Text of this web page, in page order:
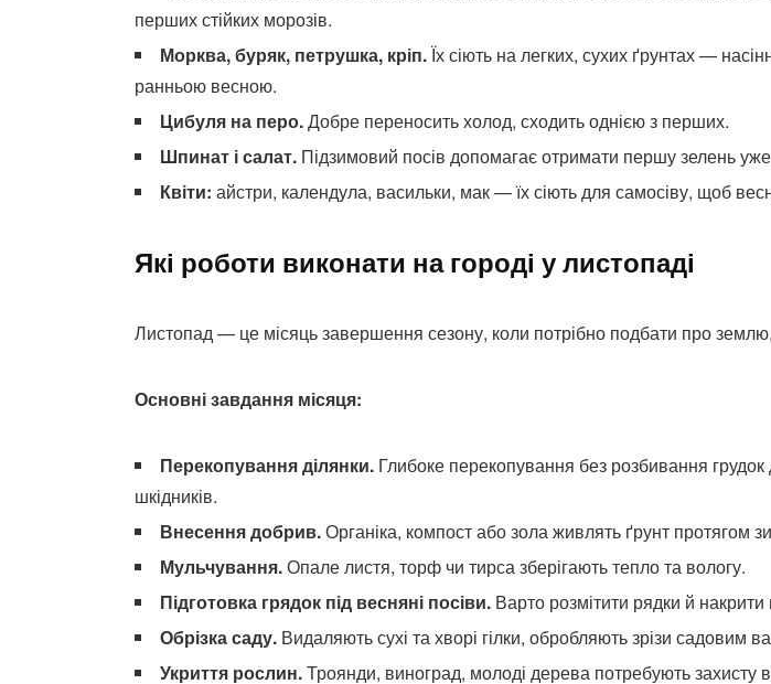
перших стійких морозів.
Морква, буряк, петрушка, кріп.Їх сіють на легких, сухих ґрунтах —
ранньою весною.
Цибуля на перо.Добре переносить холод, сходить однією з перших.
Шпинат і салат. Підзимовий посів допомагає отримати першу зелень
Квіти: айстри, календула, васильки, мак — їх сіють для самосіву, щоб
Які роботи виконати на городі у листопаді
Листопад — це місяць завершення сезону, коли потрібно подбати про
Основні завдання місяця:
Перекопування ділянки. Глибоке перекопування без розбивання
шкідників.
Внесення добрив.Органіка, компост або зола живлять ґрунт протягом
Мульчування.Опале листя, торф чи тирса зберігають тепло та вологу.
Підготовка грядок під весняні посіви. Варто розмітити рядки й накрити
Обрізка саду. Видаляють сухі та хворі гілки, обробляють зрізи садовим
Укриття рослин.Троянди, виноград, молоді дерева потребують захисту